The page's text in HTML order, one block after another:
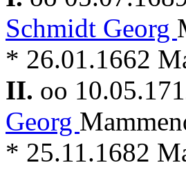
Schmidt Georg
* 26.01.1662
II. oo
Georg
* 25.11.1682